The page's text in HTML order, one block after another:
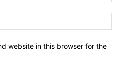
website in this browser for the